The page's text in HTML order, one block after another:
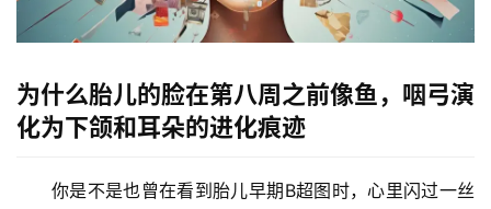
为什么胎儿的脸在第八周之前像鱼，咽弓演
化为下颌和耳朵的进化痕迹
你是不是也曾在看到胎儿早期B超图时，心里闪过一丝